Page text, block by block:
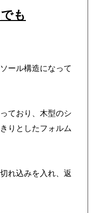
も
ール構造になって
ており、木型のシ
りとしたフォルム
れ込みを入れ、返